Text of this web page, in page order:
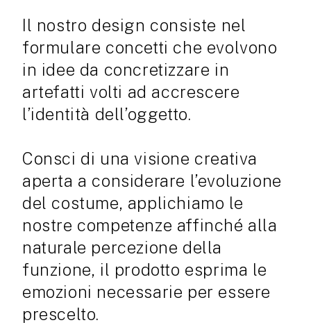
Il nostro design consiste nel
formulare concetti che evolvono
in idee da concretizzare in
artefatti volti ad accrescere
l’identità dell’oggetto.
Consci di una visione creativa
aperta a considerare l’evoluzione
del costume, applichiamo le
nostre competenze affinché alla
naturale percezione della
funzione, il prodotto esprima le
emozioni necessarie per essere
prescelto.